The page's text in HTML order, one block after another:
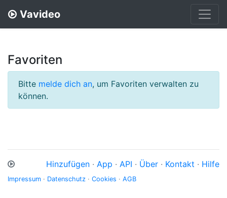
Vavideo
Favoriten
Bitte melde dich an, um Favoriten verwalten zu
können.
Hinzufügen · App · API · Über · Kontakt · Hilfe
Impressum · Datenschutz · Cookies · AGB